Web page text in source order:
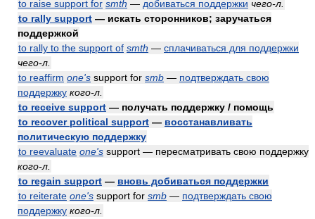
to raise support for smth — добиваться поддержки чего-л.
to rally support — искать сторонников; заручаться
поддержкой
to rally to the support of smth — сплачиваться для поддержки
чего-л.
to reaffirm one's support for smb — подтверждать свою
поддержку кого-л.
to receive support — получать поддержку / помощь
to recover political support — восстанавливать
политическую поддержку
to reevaluate one's support — пересматривать свою поддержку
кого-л.
to regain support — вновь добиваться поддержки
to reiterate one's support for smb — подтверждать свою
поддержку кого-л.